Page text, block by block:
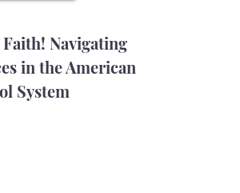
Navigating
in the American
System